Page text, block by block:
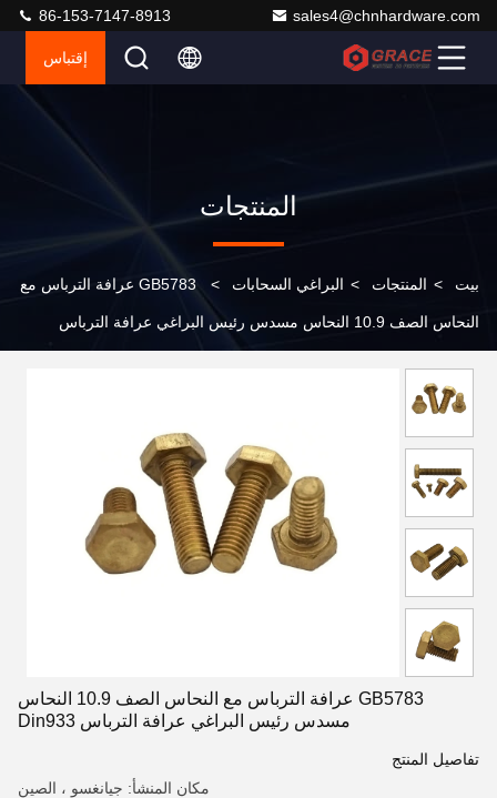
sales4@chnhardware.com
86-153-7147-8913
إقتباس
المنتجات
بيت > المنتجات > البراغي السحابات > GB5783 عرافة الترباس مع
النحاس الصف 10.9 النحاس مسدس رئيس البراغي عرافة الترباس
GB5783 عرافة الترباس مع النحاس الصف 10.9 النحاس
مسدس رئيس البراغي عرافة الترباس Din933
تفاصيل المنتج
مكان المنشأ: جيانغسو ، الصين